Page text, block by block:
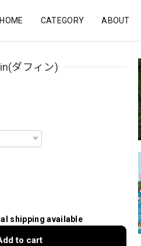
HOME CATEGORY ABOUT
ダフィン)
shipping available
to cart